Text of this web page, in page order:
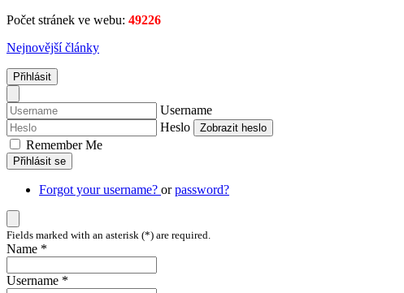
Počet stránek ve webu: 49226
Nejnovější články
Přihlásit
Username
Heslo
Zobrazit heslo
Remember Me
Přihlásit se
Forgot your username? orpassword?
Fields marked with an asterisk (*) are required.
Name *
Username *